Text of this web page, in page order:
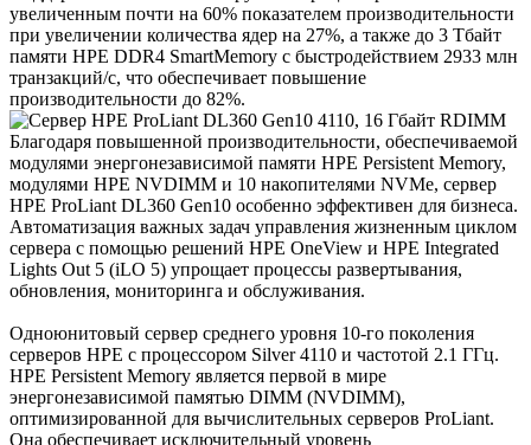
увеличенным почти на 60% показателем производительности
при увеличении количества ядер на 27%, а также до 3 Тбайт
памяти HPE DDR4 SmartMemory с быстродействием 2933 млн
транзакций/с, что обеспечивает повышение
производительности до 82%.
Благодаря повышенной производительности, обеспечиваемой
модулями энергонезависимой памяти HPE Persistent Memory,
модулями HPE NVDIMM и 10 накопителями NVMe, сервер
HPE ProLiant DL360 Gen10 особенно эффективен для бизнеса.
Автоматизация важных задач управления жизненным циклом
сервера с помощью решений HPE OneView и HPE Integrated
Lights Out 5 (iLO 5) упрощает процессы развертывания,
обновления, мониторинга и обслуживания.
Одноюнитовый сервер среднего уровня 10-го поколения
серверов HPE с процессором Silver 4110 и частотой 2.1 ГГц.
HPE Persistent Memory является первой в мире
энергонезависимой памятью DIMM (NVDIMM),
оптимизированной для вычислительных серверов ProLiant.
Она обеспечивает исключительный уровень